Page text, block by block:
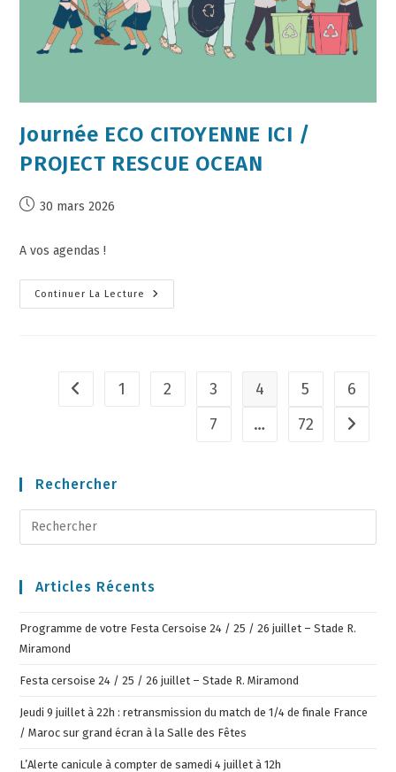
Journée ECO CITOYENNE ICI /
PROJECT RESCUE OCEAN
30 mars 2026
A vos agendas !
Continuer La Lecture
1 2 3 4 5
6
7
… 72
Rechercher
Articles Récents
Programme de votre Festa Cersoise 24 / 25 / 26 juillet – Stade R.
Miramond
Festa cersoise 24 / 25 / 26 juillet – Stade R. Miramond
Jeudi 9 juillet à 22h : retransmission du match de 1/4 de finale France
/ Maroc sur grand écran à la Salle des Fêtes
L’Alerte canicule à compter de samedi 4 juillet à 12h